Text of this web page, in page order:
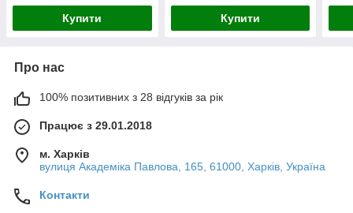
Купити Купити
Про нас
100% позитивних з 28 відгуків за рік
Працює з 29.01.2018
м. Харків
вулиця Академіка Павлова, 165, 61000, Харків, Україна
Контакти